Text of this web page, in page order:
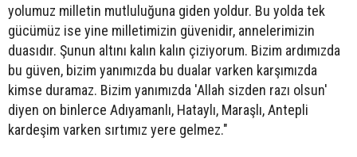
yolumuz milletin mutluluğuna giden yoldur. Bu yolda tek
gücümüz ise yine milletimizin güvenidir, annelerimizin
duasıdır. Şunun altını kalın kalın çiziyorum. Bizim ardımızda
bu güven, bizim yanımızda bu dualar varken karşımızda
kimse duramaz. Bizim yanımızda 'Allah sizden razı olsun'
diyen on binlerce Adıyamanlı, Hataylı, Maraşlı, Antepli
kardeşim varken sırtımız yere gelmez."